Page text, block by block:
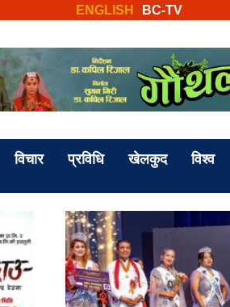
BC-TV
ENGLISH
विचार प्रविधि खेलकुद विश्व